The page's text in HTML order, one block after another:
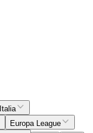
Europa League